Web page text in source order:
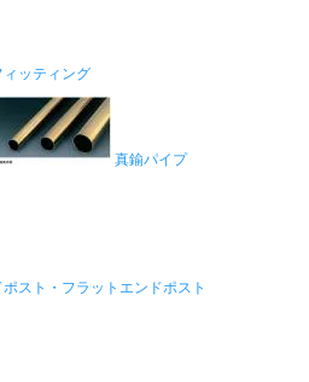
ッティング
真鍮パイプ
スト・フラットエンドポスト